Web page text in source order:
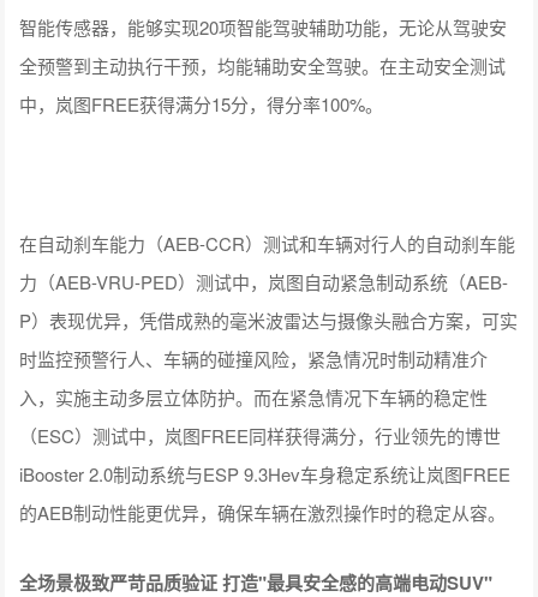
智能传感器，能够实现20项智能驾驶辅助功能，无论从驾驶安
全预警到主动执行干预，均能辅助安全驾驶。在主动安全测试
中，岚图FREE获得满分15分，得分率100%。
在自动刹车能力（AEB-CCR）测试和车辆对行人的自动刹车能
力（AEB-VRU-PED）测试中，岚图自动紧急制动系统（AEB-
P）表现优异，凭借成熟的毫米波雷达与摄像头融合方案，可实
时监控预警行人、车辆的碰撞风险，紧急情况时制动精准介
入，实施主动多层立体防护。而在紧急情况下车辆的稳定性
（ESC）测试中，岚图FREE同样获得满分，行业领先的博世
iBooster 2.0制动系统与ESP 9.3Hev车身稳定系统让岚图FREE
的AEB制动性能更优异，确保车辆在激烈操作时的稳定从容。
全场景极致严苛品质验证 打造"最具安全感的高端电动SUV"